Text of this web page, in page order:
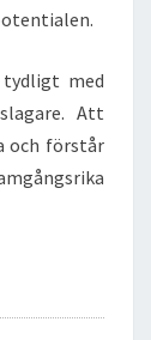
med
Att
och förstår